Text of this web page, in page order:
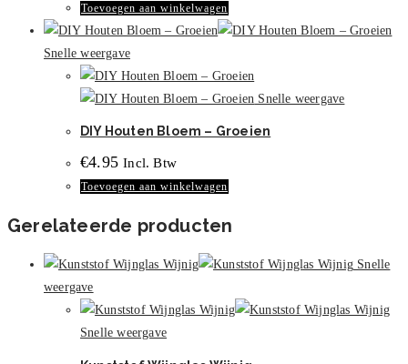
gekozen
worden
de
productpagina
Toevoegen aan winkelwagen
Snelle weergave
Snelle weergave
DIY Houten Bloem – Groeien
€4.95 Incl. Btw
Toevoegen aan winkelwagen
Gerelateerde producten
Snelle
weergave
Snelle weergave